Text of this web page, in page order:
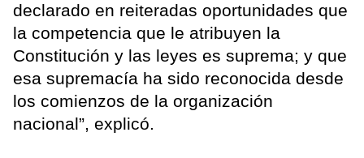
declarado en reiteradas oportunidades que
la competencia que le atribuyen la
Constitución y las leyes es suprema; y que
esa supremacía ha sido reconocida desde
los comienzos de la organización
nacional”, explicó.